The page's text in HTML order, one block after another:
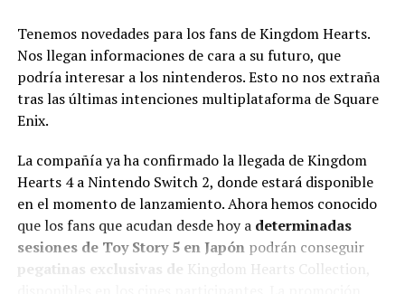
Tenemos novedades para los fans de Kingdom Hearts.
Nos llegan informaciones de cara a su futuro, que
podría interesar a los nintenderos. Esto no nos extraña
tras las últimas intenciones multiplataforma de Square
Enix.
La compañía ya ha confirmado la llegada de Kingdom
Hearts 4 a Nintendo Switch 2, donde estará disponible
en el momento de lanzamiento. Ahora hemos conocido
que los fans que acudan desde hoy a determinadas
sesiones de Toy Story 5 en Japónpodrán conseguir
pegatinas exclusivas de Kingdom Hearts Collection,